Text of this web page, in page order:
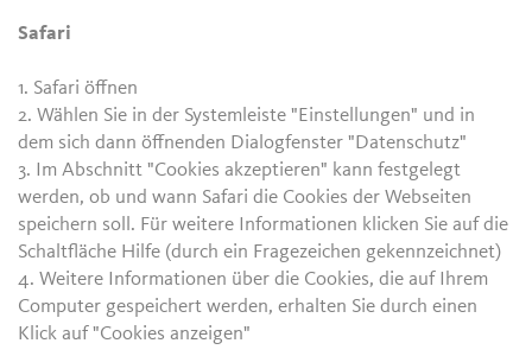
Safari
1. Safari öffnen
2. Wählen Sie in der Systemleiste "Einstellungen" und in
dem sich dann öffnenden Dialogfenster "Datenschutz"
3. Im Abschnitt "Cookies akzeptieren" kann festgelegt
werden, ob und wann Safari die Cookies der Webseiten
speichern soll. Für weitere Informationen klicken Sie auf die
Schaltfläche Hilfe (durch ein Fragezeichen gekennzeichnet)
4. Weitere Informationen über die Cookies, die auf Ihrem
Computer gespeichert werden, erhalten Sie durch einen
Klick auf "Cookies anzeigen"